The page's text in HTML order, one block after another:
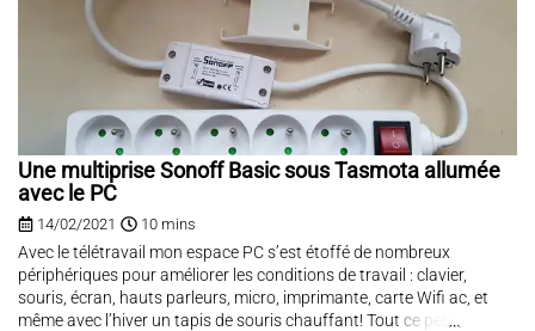
Une multiprise Sonoff Basic sous Tasmota allumée
avec le PC
14/02/2021 10 mins
Avec le télétravail mon espace PC s’est étoffé de nombreux
périphériques pour améliorer les conditions de travail : clavier,
souris, écran, hauts parleurs, micro, imprimante, carte Wifi ac, et
même avec l’hiver un tapis de souris chauffant! Tout ce petit monde